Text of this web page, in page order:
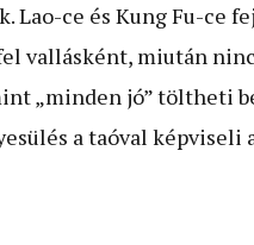
Lao-ce és Kung Fu-ce
vallásként, miután
„minden jó” töltheti
a taóval